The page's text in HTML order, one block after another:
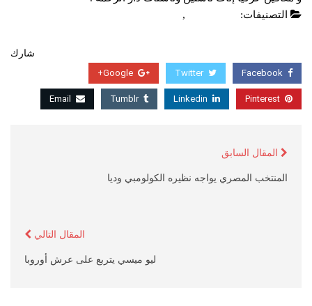
التصنيفات:
,
شارك
Facebook
Twitter
Google+
Pinterest
Linkedin
Tumblr
Email
المقال السابق
المنتخب المصري يواجه نظيره الكولومبي وديا
المقال التالي
ليو ميسي يتربع على عرش أوروبا